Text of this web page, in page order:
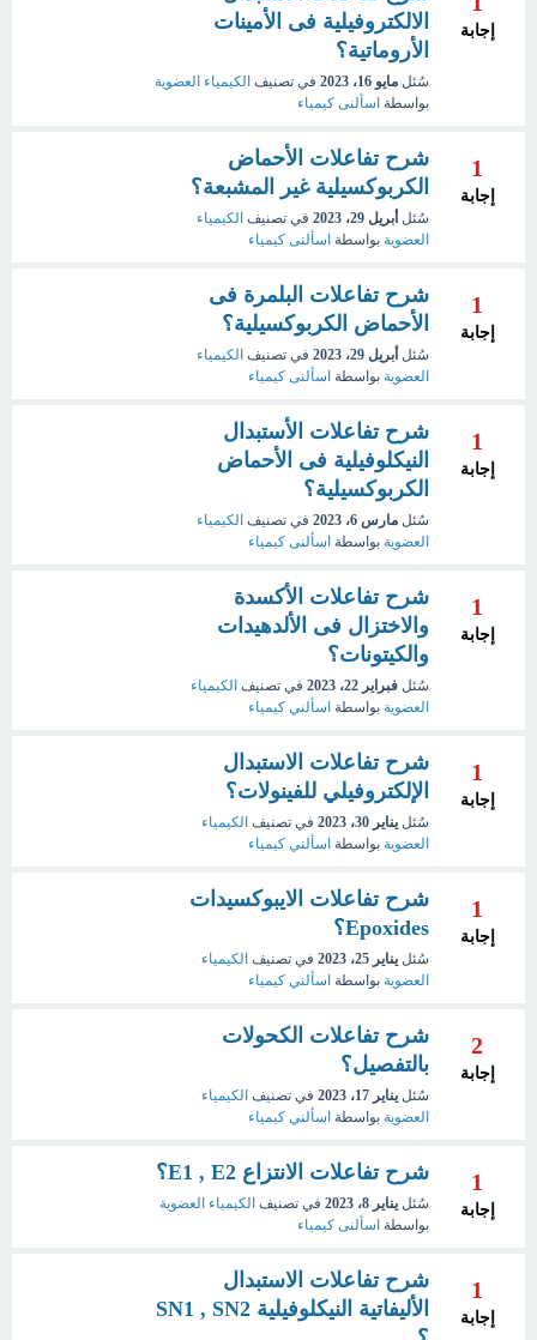
إجابة
الالكتروفيلية فى الأمينات
الأروماتية؟
سُئل مايو 16، 2023 في تصنيف الكيمياء العضوية
بواسطة اسألنى كيمياء
1
إجابة
شرح تفاعلات الأحماض
الكربوكسيلية غير المشبعة؟
سُئل أبريل 29، 2023 في تصنيف الكيمياء
العضوية بواسطة اسألنى كيمياء
1
إجابة
شرح تفاعلات البلمرة فى
الأحماض الكربوكسيلية؟
سُئل أبريل 29، 2023 في تصنيف الكيمياء
العضوية بواسطة اسألنى كيمياء
1
إجابة
شرح تفاعلات الأستبدال
النيكلوفيلية فى الأحماض
الكربوكسيلية؟
سُئل مارس 6، 2023 في تصنيف الكيمياء
العضوية بواسطة اسألنى كيمياء
1
إجابة
شرح تفاعلات الأكسدة
والاختزال فى الألدهيدات
والكيتونات؟
سُئل فبراير 22، 2023 في تصنيف الكيمياء
العضوية بواسطة اسألني كيمياء
1
إجابة
شرح تفاعلات الاستبدال
الإلكتروفيلي للفينولات؟
سُئل يناير 30، 2023 في تصنيف الكيمياء
العضوية بواسطة اسألني كيمياء
1
إجابة
شرح تفاعلات الايبوكسيدات
Epoxides؟
سُئل يناير 25، 2023 في تصنيف الكيمياء
العضوية بواسطة اسألني كيمياء
2
إجابة
شرح تفاعلات الكحولات
بالتفصيل؟
سُئل يناير 17، 2023 في تصنيف الكيمياء
العضوية بواسطة اسألني كيمياء
1
إجابة
شرح تفاعلات الانتزاع E1 , E2؟
سُئل يناير 8، 2023 في تصنيف الكيمياء العضوية
بواسطة اسألنى كيمياء
1
إجابة
شرح تفاعلات الاستبدال
الأليفاتية النيكلوفيلية SN1 , SN2